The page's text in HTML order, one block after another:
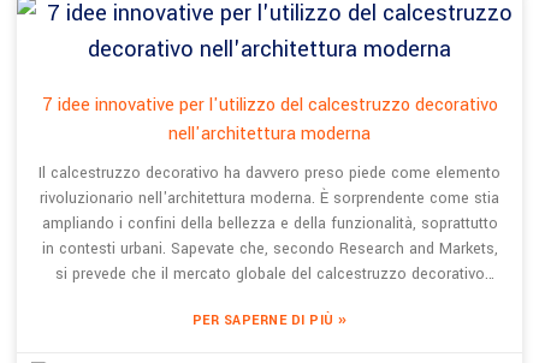
2008 e ci impegniamo con passione a offrire ogni tipo di
soluzione in calcestruzzo decorativo, come il calcestruzzo
stampato artistico colorato e il calcestruzzo permeabile colorato.
forte espansione, aiutando le persone a trasformare i propri spazi
in qualcosa di speciale con idee creative e sostenibili.
migliorare sia le case che le aziende, rendendo le nostre città più
vivaci e vivaci.
7 idee innovative per l'utilizzo del calcestruzzo decorativo
nell'architettura moderna
Il calcestruzzo decorativo ha davvero preso piede come elemento
rivoluzionario nell'architettura moderna. È sorprendente come stia
ampliando i confini della bellezza e della funzionalità, soprattutto
in contesti urbani. Sapevate che, secondo Research and Markets,
si prevede che il mercato globale del calcestruzzo decorativo
crescita è dovuta principalmente alla crescente domanda di
PER SAPERNE DI PIÙ »